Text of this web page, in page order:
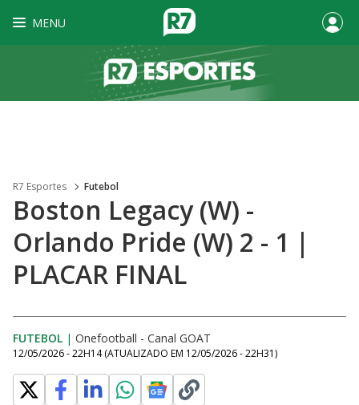
MENU
R7 Esportes Futebol
Boston Legacy (W) -
Orlando Pride (W) 2 - 1 |
PLACAR FINAL
FUTEBOL | Onefootball - Canal GOAT
12/05/2026 - 22H14 (ATUALIZADO EM 12/05/2026 - 22H31)